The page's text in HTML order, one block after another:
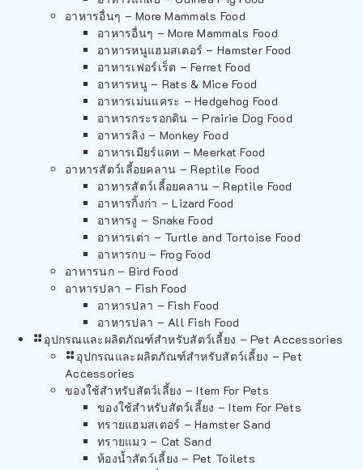
อาหารอื่นๆ – More Mammals Food
อาหารอื่นๆ – More Mammals Food
อาหารหนูแฮมสเตอร์ – Hamster Food
อาหารเฟอร์เร็ต – Ferret Food
อาหารหนู – Rats & Mice Food
อาหารเม่นแคระ – Hedgehog Food
อาหารกระรอกดิน – Prairie Dog Food
อาหารลิง – Monkey Food
อาหารเมียร์แคท – Meerkat Food
อาหารสัตว์เลี้อยคลาน – Reptile Food
อาหารสัตว์เลี้อยคลาน – Reptile Food
อาหารกิ้งก่า – Lizard Food
อาหารงู – Snake Food
อาหารเต่า – Turtle and Tortoise Food
อาหารกบ – Frog Food
อาหารนก – Bird Food
อาหารปลา – Fish Food
อาหารปลา – Fish Food
อาหารปลา – All Fish Food
อุปกรณและผลิตภัณฑ์สำหรับสัตว์เลี้ยง – Pet Accessories
อุปกรณและผลิตภัณฑ์สำหรับสัตว์เลี้ยง – Pet
Accessories
ของใช้สำหรับสัตว์เลี้ยง – Item For Pets
ของใช้สำหรับสัตว์เลี้ยง – Item For Pets
ทรายแฮมสเตอร์ – Hamster Sand
ทรายแมว – Cat Sand
ห้องน้ำสัตว์เลี้ยง – Pet Toilets